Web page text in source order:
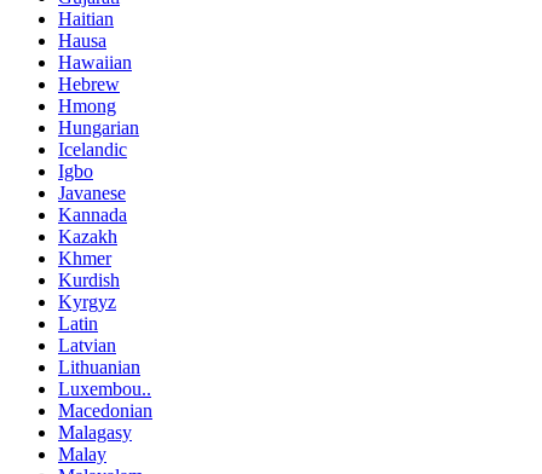
Haitian
Hausa
Hawaiian
Hebrew
Hmong
Hungarian
Icelandic
Igbo
Javanese
Kannada
Kazakh
Khmer
Kurdish
Kyrgyz
Latin
Latvian
Lithuanian
Luxembou..
Macedonian
Malagasy
Malay